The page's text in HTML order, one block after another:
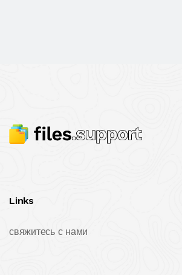
Links
свяжитесь с нами